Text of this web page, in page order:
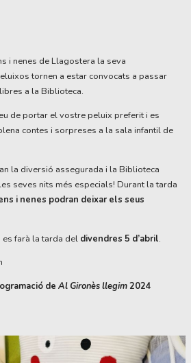
i nenes de Llagostera la seva
tornen a estar convocats a passar
a la Biblioteca.
de portar el vostre peluix preferit i es
contes i sorpreses a la sala infantil de
la diversió assegurada i la Biblioteca
seves nits més especials! Durant la tarda
i nenes podran deixar els seus
farà la tarda del divendres 5 d’abril.
de Al Gironès llegim2024